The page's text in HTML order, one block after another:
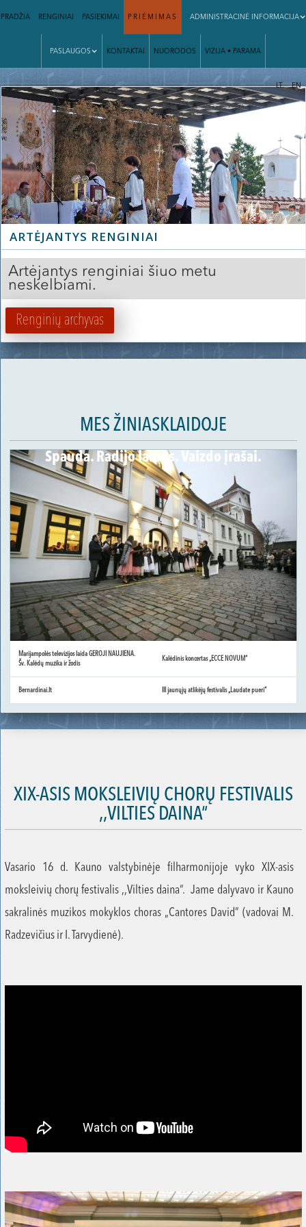
PRADŽIA RENGINIAI PASIEKIMAI PRIĖMIMAS ADMINISTRACINĖ INFORMACIJA
PASLAUGOS KONTAKTAI NUORODOS VIZIJA • PARAMA
| LT EN
Slide 2 of 3.
ARTĖJANTYS RENGINIAI
Artėjantys renginiai šiuo metu
neskelbiami.
Renginių archyvas
MES ŽINIASKLAIDOJE
Spauda. Radijo laidos. Vaizdo įrašai.
Marijampolės televizijos laida GEROJI NAUJIENA.
Šv. Kalėdų muzika ir žodis
Kalėdinis koncertas „ECCE NOVUM“
Bernardinai.lt III jaunųjų atlikėjų festivalis „Laudate pueri“
XIX-ASIS MOKSLEIVIŲ CHORŲ FESTIVALIS
,,VILTIES DAINA“
Vasario 16 d. Kauno valstybinėje filharmonijoje vyko XIX-asis
moksleivių chorų festivalis ,,Vilties daina“. Jame dalyvavo ir Kauno
sakralinės muzikos mokyklos choras „Cantores David” (vadovai M.
Radzevičius ir I. Tarvydienė).